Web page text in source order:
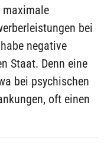
maximale
bei
negative
Staat. Denn eine
bei psychischen
oft einen